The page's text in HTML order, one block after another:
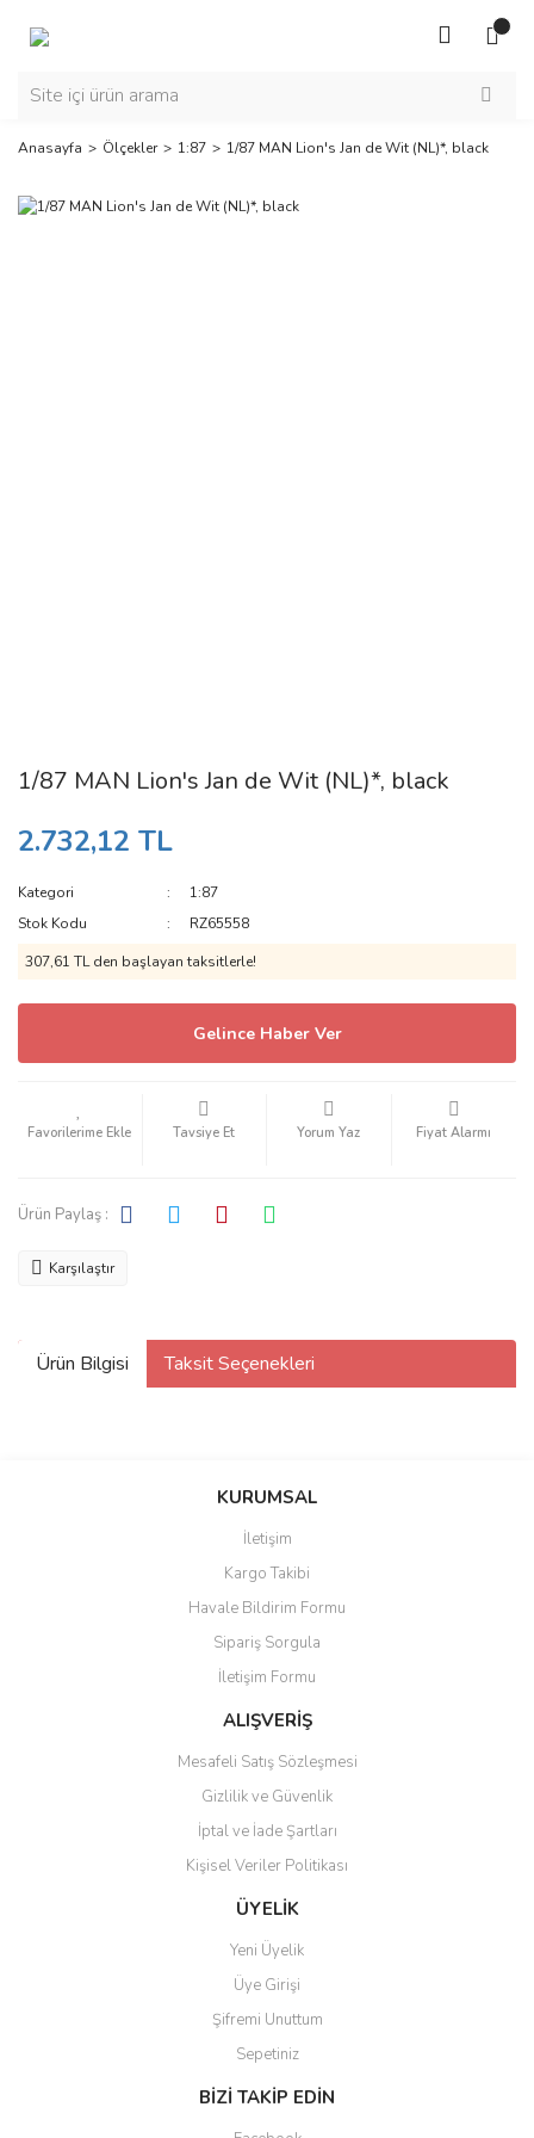
Anasayfa Ölçekler 1:87 1/87 MAN Lion's Jan de Wit (NL)*, black
1/87 MAN Lion's Jan de Wit (NL)*, black
2.732,12 TL
Kategori
1:87
Stok Kodu
RZ65558
307,61 TL den başlayan taksitlerle!
Gelince Haber Ver
Tavsiye Et Yorum Yaz Fiyat Alarmı
Ürün Paylaş :
Karşılaştır
Ürün Bilgisi Taksit Seçenekleri
KURUMSAL
İletişim
Kargo Takibi
Havale Bildirim Formu
Sipariş Sorgula
İletişim Formu
ALIŞVERİŞ
Mesafeli Satış Sözleşmesi
Gizlilik ve Güvenlik
İptal ve İade Şartları
Kişisel Veriler Politikası
ÜYELİK
Yeni Üyelik
Üye Girişi
Şifremi Unuttum
Sepetiniz
BİZİ TAKİP EDİN